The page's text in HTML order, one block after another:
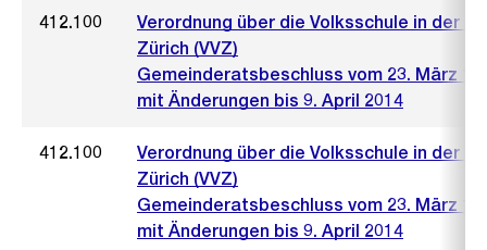
412.100
Verordnung über die Volksschule in der
Zürich (VVZ)
Gemeinderatsbeschluss vom 23. März
mit Änderungen bis 9. April 2014
412.100
Verordnung über die Volksschule in der
Zürich (VVZ)
Gemeinderatsbeschluss vom 23. März
mit Änderungen bis 9. April 2014